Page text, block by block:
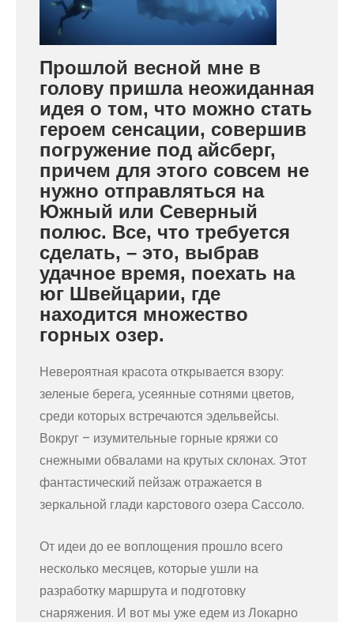
Прошлой весной мне в
голову пришла неожиданная
идея о том, что можно стать
героем сенсации, совершив
погружение под айсберг,
причем для этого совсем не
нужно отправляться на
Южный или Северный
полюс. Все, что требуется
сделать, – это, выбрав
удачное время, поехать на
юг Швейцарии, где
находится множество
горных озер.
Невероятная красота открывается взору:
зеленые берега, усеянные сотнями цветов,
среди которых встречаются эдельвейсы.
Вокруг – изумительные горные кряжи со
снежными обвалами на крутых склонах. Этот
фантастический пейзаж отражается в
зеркальной глади карстового озера Сассоло.
От идеи до ее воплощения прошло всего
несколько месяцев, которые ушли на
разработку маршрута и подготовку
снаряжения. И вот мы уже едем из Локарно